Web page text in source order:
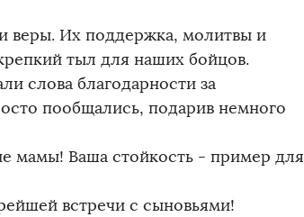
Их поддержка, молитвы и
тыл для наших бойцов.
слова благодарности за
пообщались, подарив немного
мамы! Ваша стойкость - пример для
встречи с сыновьями!